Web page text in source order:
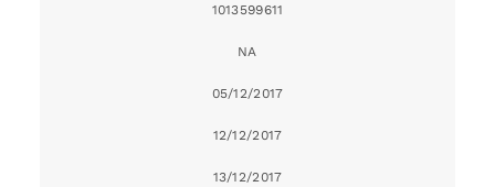
1013599611
NA
05/12/2017
12/12/2017
13/12/2017